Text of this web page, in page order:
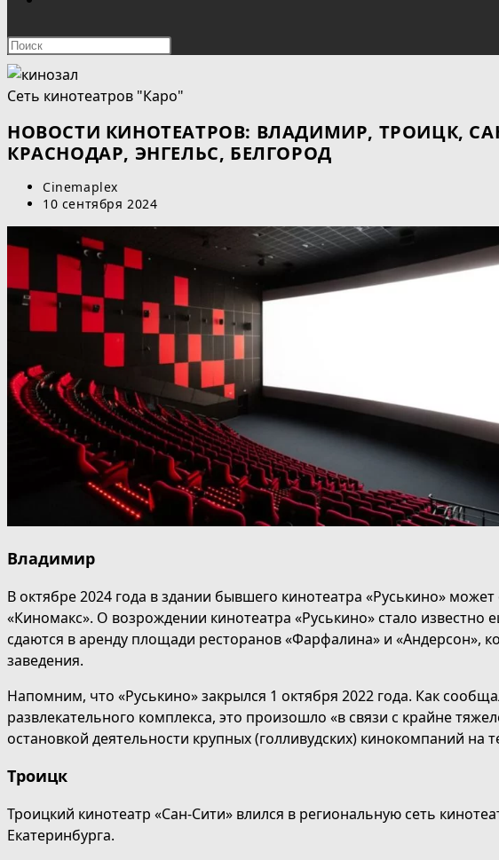
ПОИСК
ПО
САЙТУ
Нажмите
Escape,
чтобы
закрыть
панель
Сеть кинотеатров "Каро"
НОВОСТИ КИНОТЕАТРОВ: ВЛАДИМИР, ТРОИЦК,
КРАСНОДАР, ЭНГЕЛЬС, БЕЛГОРОД
Автор
записи:
Cinemaplex
Запись
10 сентября 2024
Владимир
В октябре 2024 года в здании бывшего кинотеатра «Руськино»
«Киномакс». О возрождении кинотеатра «Руськино» стало известно
сдаются в аренду площади ресторанов «Фарфалина» и «Андерсон»,
заведения.
Напомним, что «Руськино» закрылся 1 октября 2022 года. Как
развлекательного комплекса, это произошло «в связи с крайне
остановкой деятельности крупных (голливудских) кинокомпаний на
Троицк
Троицкий кинотеатр «Сан-Сити» влился в региональную сеть
Екатеринбурга.